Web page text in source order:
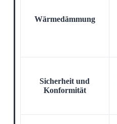
Wärmedämmung
Sicherheit und
Konformität